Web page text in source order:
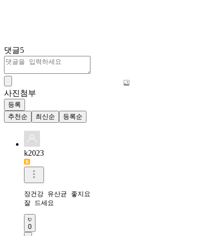
댓글5
사진첨부
등록
추천순
최신순 등록순
k2023
장건강 유산균 좋지요
잘 드세요
0